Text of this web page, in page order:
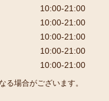
10:00-21:00
10:00-21:00
10:00-21:00
10:00-21:00
10:00-21:00
る場合がございます。